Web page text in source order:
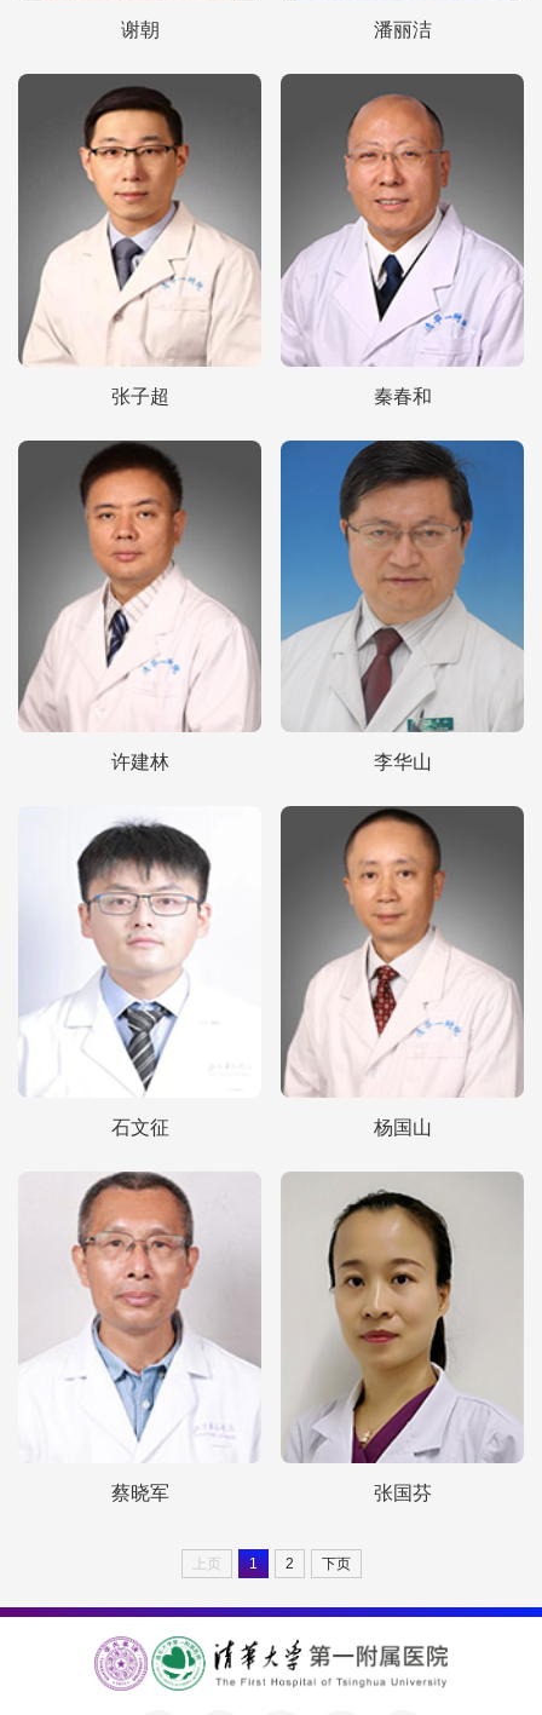
谢朝 潘丽洁
张子超 秦春和
许建林 李华山
石文征 杨国山
蔡晓军 张国芬
上页 1 2 下页